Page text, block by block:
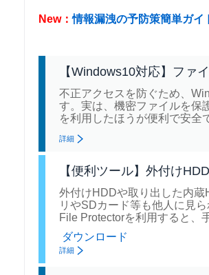
New：情報漏洩の予防策簡単ガイ
【Windows10対応】ファ
不正アクセスを防ぐため、
す。実は、機密ファイルを保
を利用したほうが便利で安全
詳細
【便利ツール】外付け
外付けHDDや取り出した内
リやSDカード等も他人に見
File Protectorを利用すると、
ダウンロード
詳細